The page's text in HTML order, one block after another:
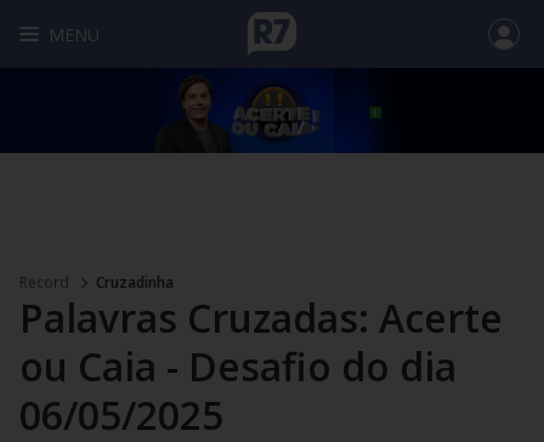
MENU
Record Cruzadinha
Palavras Cruzadas: Acerte
ou Caia - Desafio do dia
06/05/2025